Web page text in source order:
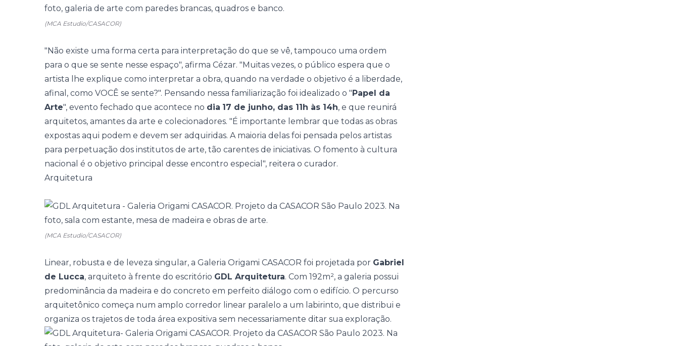
(MCA Estudio/CASACOR)
"Não existe uma forma certa para interpretação do que se vê, tampouco uma ordem
para o que se sente nesse espaço", afirma Cézar. "Muitas vezes, o público espera que o
artista lhe explique como interpretar a obra, quando na verdade o objetivo é a liberdade,
afinal, como VOCÊ se sente?". Pensando nessa familiarização foi idealizado o "Papel da
Arte", evento fechado que acontece no dia 17 de junho, das 11h às 14h, e que reunirá
arquitetos, amantes da arte e colecionadores. "É importante lembrar que todas as obras
expostas aqui podem e devem ser adquiridas. A maioria delas foi pensada pelos artistas
para perpetuação dos institutos de arte, tão carentes de iniciativas. O fomento à cultura
nacional é o objetivo principal desse encontro especial", reitera o curador.
Arquitetura
(MCA Estudio/CASACOR)
Linear, robusta e de leveza singular, a Galeria Origami CASACOR foi projetada por Gabriel
de Lucca, arquiteto à frente do escritório GDL Arquitetura. Com 192m², a galeria possui
predominância da madeira e do concreto em perfeito diálogo com o edifício. O percurso
arquitetônico começa num amplo corredor linear paralelo a um labirinto, que distribui e
organiza os trajetos de toda área expositiva sem necessariamente ditar sua exploração.